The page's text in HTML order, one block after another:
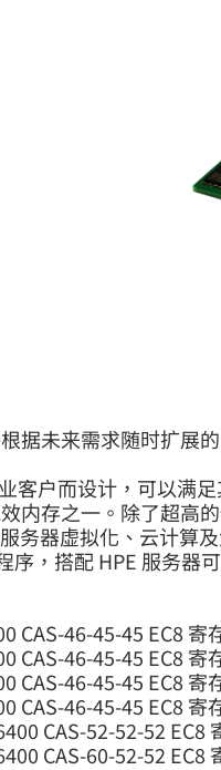
据未来需求随时扩展
客户而设计，可以满
内存之一。除了超高
务器虚拟化、云计算
，搭配 HPE 服务器
CAS-46-45-45 EC8
CAS-46-45-45 EC8
CAS-46-45-45 EC8
CAS-46-45-45 EC8
CAS-52-52-52 EC8
CAS-60-52-52 EC8